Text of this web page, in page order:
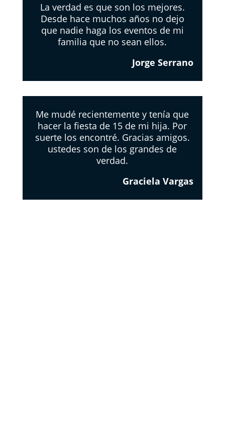
La verdad es que son los mejores.
Desde hace muchos años no dejo
que nadie haga los eventos de mi
familia que no sean ellos.
Jorge Serrano
Me mudé recientemente y tenía que
hacer la fiesta de 15 de mi hija. Por
suerte los encontré. Gracias amigos.
ustedes son de los grandes de
verdad.
Graciela Vargas